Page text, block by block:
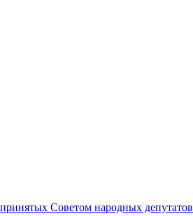
Советом народных депутатов